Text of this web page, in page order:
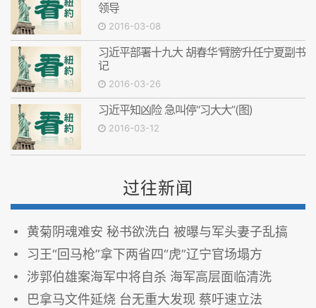
领导
2016-03-08
习近平部署十九大 胡春华‘臂膀’升任宁夏副书
记
2016-03-26
习近平知凶险 急叫停“习大大”(图)
2016-03-12
过往新闻
黄菊阴魂难安 秘书欲洗白 被曝与军头妻子乱搞
习王“回马枪”拿下两省四“虎”辽宁官场塌方
涉郭伯雄案海军中将自杀 海军高层面临清洗
巴拿马文件延烧 台无重大发现 蔡吁速立法